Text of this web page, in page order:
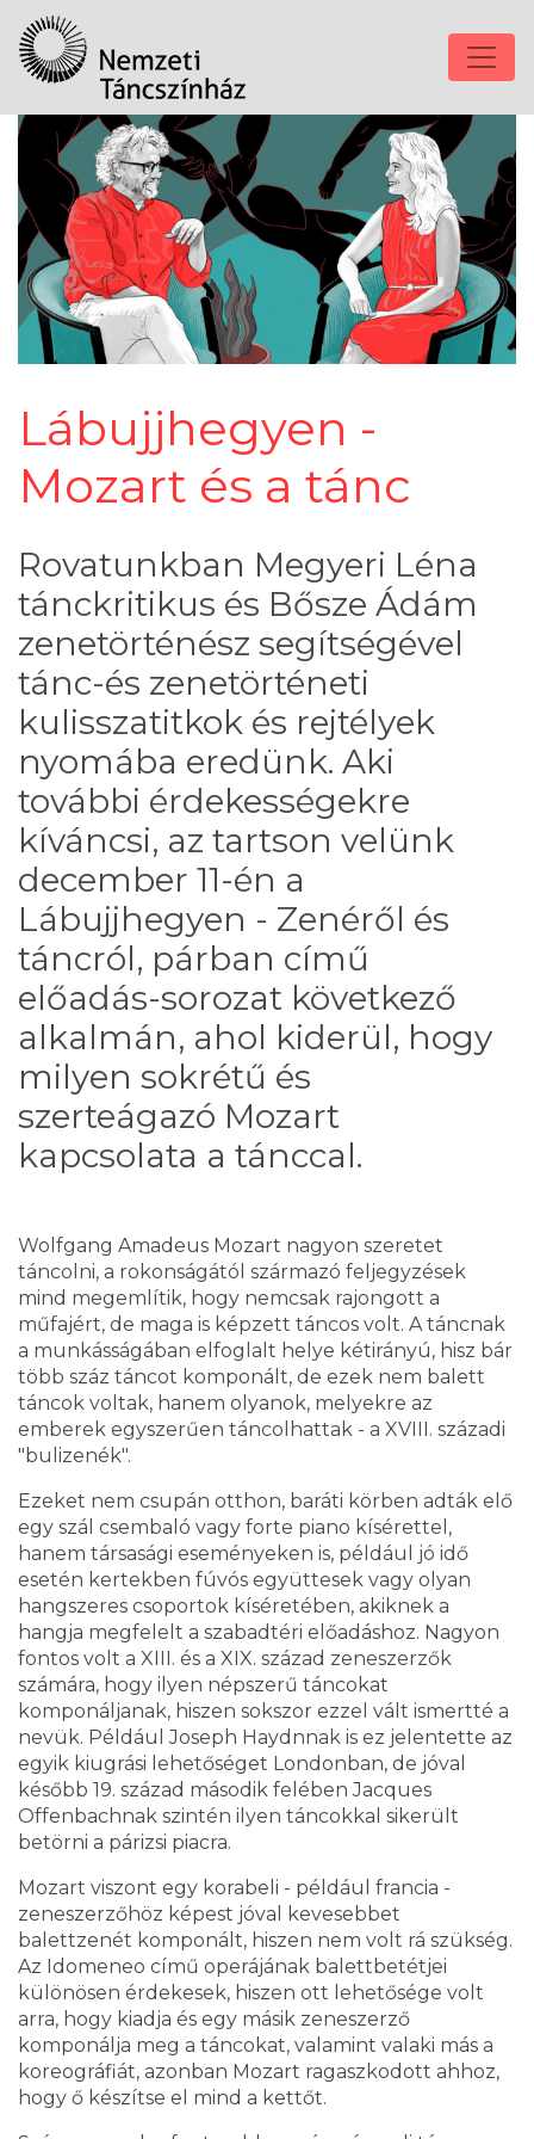
Lábujjhegyen -
Mozart és a tánc
Rovatunkban Megyeri Léna
tánckritikus és Bősze Ádám
zenetörténész segítségével
tánc-és zenetörténeti
kulisszatitkok és rejtélyek
nyomába eredünk. Aki
további érdekességekre
kíváncsi, az tartson velünk
december 11-én a
Lábujjhegyen - Zenéről és
táncról, párban című
előadás-sorozat következő
alkalmán, ahol kiderül, hogy
milyen sokrétű és
szerteágazó Mozart
kapcsolata a tánccal.
Wolfgang Amadeus Mozart nagyon szeretet
táncolni, a rokonságától származó feljegyzések
mind megemlítik, hogy nemcsak rajongott a
műfajért, de maga is képzett táncos volt. A táncnak
a munkásságában elfoglalt helye kétirányú, hisz bár
több száz táncot komponált, de ezek nem balett
táncok voltak, hanem olyanok, melyekre az
emberek egyszerűen táncolhattak - a XVIII. századi
"bulizenék".
Ezeket nem csupán otthon, baráti körben adták elő
egy szál csembaló vagy forte piano kísérettel,
hanem társasági eseményeken is, például jó idő
esetén kertekben fúvós együttesek vagy olyan
hangszeres csoportok kíséretében, akiknek a
hangja megfelelt a szabadtéri előadáshoz. Nagyon
fontos volt a XIII. és a XIX. század zeneszerzők
számára, hogy ilyen népszerű táncokat
komponáljanak, hiszen sokszor ezzel vált ismertté a
nevük. Például Joseph Haydnnak is ez jelentette az
egyik kiugrási lehetőséget Londonban, de jóval
később 19. század második felében Jacques
Offenbachnak szintén ilyen táncokkal sikerült
betörni a párizsi piacra.
Mozart viszont egy korabeli - például francia -
zeneszerzőhöz képest jóval kevesebbet
balettzenét komponált, hiszen nem volt rá szükség.
Az Idomeneo című operájának balettbetétjei
különösen érdekesek, hiszen ott lehetősége volt
arra, hogy kiadja és egy másik zeneszerző
komponálja meg a táncokat, valamint valaki más a
koreográfiát, azonban Mozart ragaszkodott ahhoz,
hogy ő készítse el mind a kettőt.